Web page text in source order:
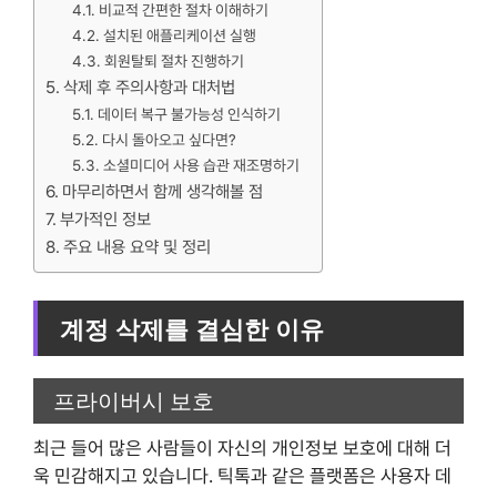
비교적 간편한 절차 이해하기
설치된 애플리케이션 실행
회원탈퇴 절차 진행하기
삭제 후 주의사항과 대처법
데이터 복구 불가능성 인식하기
다시 돌아오고 싶다면?
소셜미디어 사용 습관 재조명하기
마무리하면서 함께 생각해볼 점
부가적인 정보
주요 내용 요약 및 정리
계정 삭제를 결심한 이유
프라이버시 보호
최근 들어 많은 사람들이 자신의 개인정보 보호에 대해 더
욱 민감해지고 있습니다. 틱톡과 같은 플랫폼은 사용자 데